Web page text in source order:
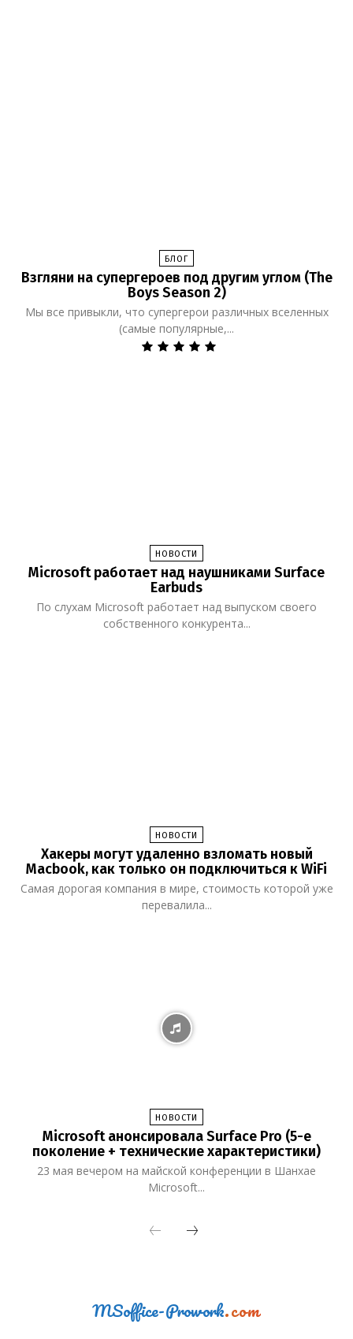
БЛОГ
Взгляни на супергероев под другим углом (The
Boys Season 2)
Мы все привыкли, что супергерои различных вселенных
(самые популярные,...
НОВОСТИ
Microsoft работает над наушниками Surface
Earbuds
По слухам Microsoft работает над выпуском своего
собственного конкурента...
НОВОСТИ
Хакеры могут удаленно взломать новый
Macbook, как только он подключиться к WiFi
Самая дорогая компания в мире, стоимость которой уже
перевалила...
НОВОСТИ
Microsoft анонсировала Surface Pro (5-е
поколение + технические характеристики)
23 мая вечером на майской конференции в Шанхае
Microsoft...
MSoffice-Prowork.com